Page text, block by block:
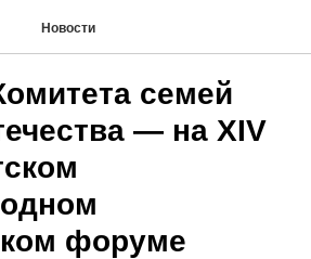
Новости
семей
— на XIV
форуме